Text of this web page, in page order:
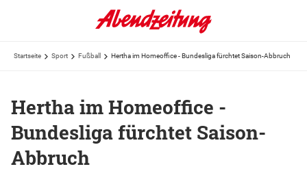
Startseite Sport Fußball Hertha im Homeoffice - Bundesliga fürchtet Saison-Abbruch
Hertha im Homeoffice -
Bundesliga fürchtet Saison-
Abbruch